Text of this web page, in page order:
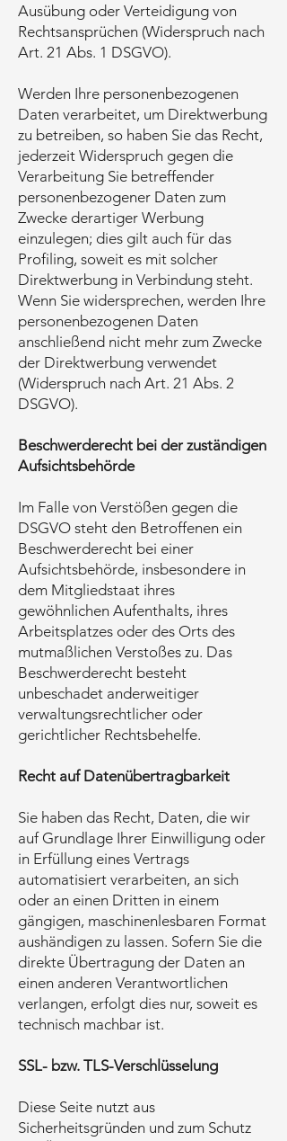
Ausübung oder Verteidigung von
Rechtsansprüchen (Widerspruch nach
Art. 21 Abs. 1 DSGVO).
Werden Ihre personenbezogenen
Daten verarbeitet, um Direktwerbung
zu betreiben, so haben Sie das Recht,
jederzeit Widerspruch gegen die
Verarbeitung Sie betreffender
personenbezogener Daten zum
Zwecke derartiger Werbung
einzulegen; dies gilt auch für das
Profiling, soweit es mit solcher
Direktwerbung in Verbindung steht.
Wenn Sie widersprechen, werden Ihre
personenbezogenen Daten
anschließend nicht mehr zum Zwecke
der Direktwerbung verwendet
(Widerspruch nach Art. 21 Abs. 2
DSGVO).
Beschwerderecht bei der zuständigen
Aufsichtsbehörde
Im Falle von Verstößen gegen die
DSGVO steht den Betroffenen ein
Beschwerderecht bei einer
Aufsichtsbehörde, insbesondere in
dem Mitgliedstaat ihres
gewöhnlichen Aufenthalts, ihres
Arbeitsplatzes oder des Orts des
mutmaßlichen Verstoßes zu. Das
Beschwerderecht besteht
unbeschadet anderweitiger
verwaltungsrechtlicher oder
gerichtlicher Rechtsbehelfe.
Recht auf Datenübertragbarkeit
Sie haben das Recht, Daten, die wir
auf Grundlage Ihrer Einwilligung oder
in Erfüllung eines Vertrags
automatisiert verarbeiten, an sich
oder an einen Dritten in einem
gängigen, maschinenlesbaren Format
aushändigen zu lassen. Sofern Sie die
direkte Übertragung der Daten an
einen anderen Verantwortlichen
verlangen, erfolgt dies nur, soweit es
technisch machbar ist.
SSL- bzw. TLS-Verschlüsselung
Diese Seite nutzt aus
Sicherheitsgründen und zum Schutz